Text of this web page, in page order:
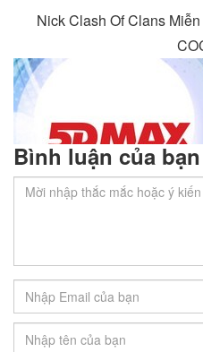
Nick Clash Of Clans
Gói 5dmax là gì?
đăng ký và những
nhận tài khoản
Bình luận của bạn